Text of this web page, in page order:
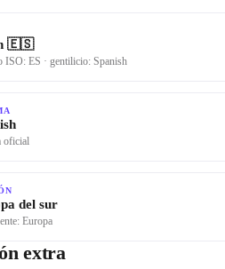
🇪🇸
ISO: ES · gentilicio: Spanish
oficial
del sur
Europa
extra